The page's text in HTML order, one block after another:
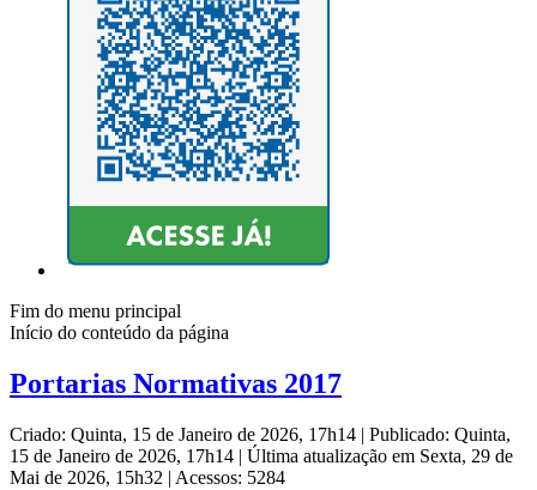
Fim do menu principal
Início do conteúdo da página
Portarias Normativas 2017
Criado: Quinta, 15 de Janeiro de 2026, 17h14 | Publicado: Quinta,
15 de Janeiro de 2026, 17h14 | Última atualização em Sexta, 29 de
Mai de 2026, 15h32 | Acessos: 5284